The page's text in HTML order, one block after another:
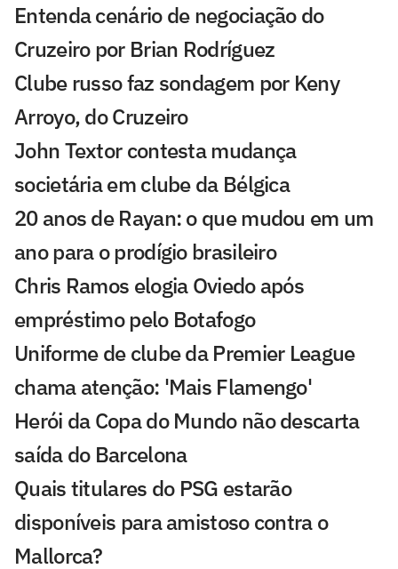
Entenda cenário de negociação do
Cruzeiro por Brian Rodríguez
Clube russo faz sondagem por Keny
Arroyo, do Cruzeiro
John Textor contesta mudança
societária em clube da Bélgica
20 anos de Rayan: o que mudou em um
ano para o prodígio brasileiro
Chris Ramos elogia Oviedo após
empréstimo pelo Botafogo
Uniforme de clube da Premier League
chama atenção: 'Mais Flamengo'
Herói da Copa do Mundo não descarta
saída do Barcelona
Quais titulares do PSG estarão
disponíveis para amistoso contra o
Mallorca?